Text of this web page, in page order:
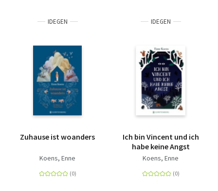
IDEGEN
Zuhause ist woanders
Koens, Enne
IDEGEN
Ich bin Vincent und ich
habe keine Angst
Koens, Enne